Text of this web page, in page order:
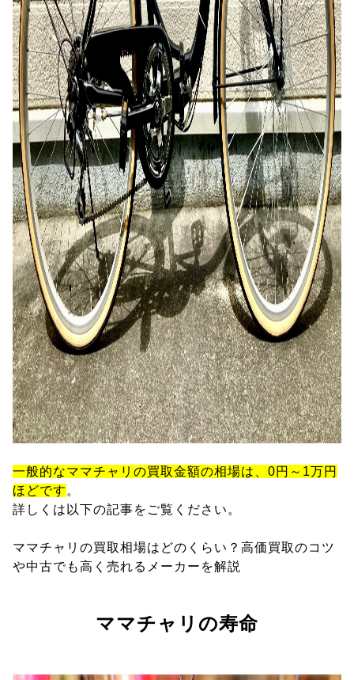
一般的なママチャリの買取金額の相場は、0円～1万円
ほどです 。
詳しくは以下の記事をご覧ください。
ママチャリの買取相場はどのくらい？高価買取のコツ
や中古でも高く売れるメーカーを解説
ママチャリの寿命